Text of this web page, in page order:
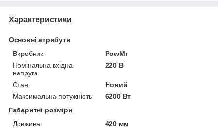
Характеристики
Основні атрибути
Виробник
PowMr
Номінальна вхідна
напруга
220 В
Стан
Новий
Максимальна потужність
6200 Вт
Габаритні розміри
Довжина
420 мм